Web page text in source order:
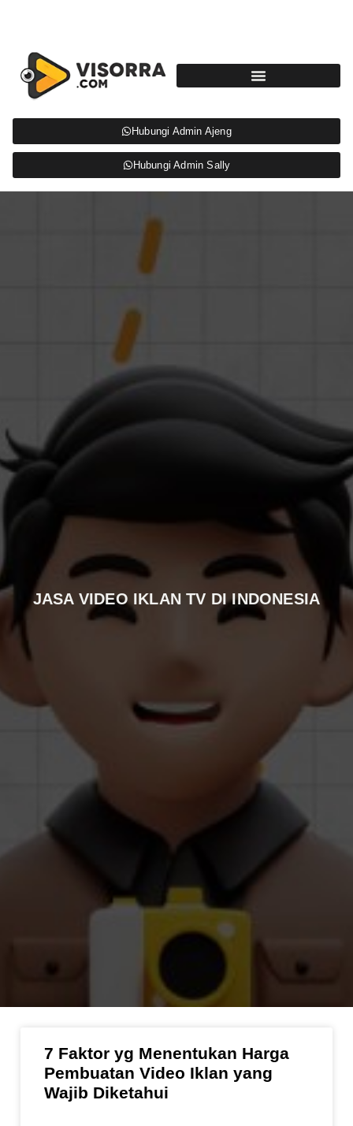
Hubungi Admin Ajeng
Hubungi Admin Sally
JASA VIDEO IKLAN TV DI INDONESIA
7 Faktor yg Menentukan Harga
Pembuatan Video Iklan yang
Wajib Diketahui